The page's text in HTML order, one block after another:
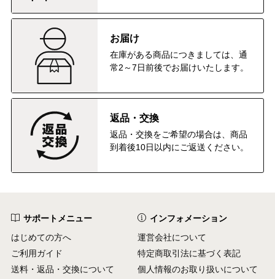
お届け
在庫がある商品につきましては、通
常2～7日前後でお届けいたします。
返品・交換
返品・交換をご希望の場合は、商品
到着後10日以内にご返送ください。
サポートメニュー
はじめての方へ
ご利用ガイド
送料・返品・交換について
インフォメーション
運営会社について
特定商取引法に基づく表記
個人情報のお取り扱いについて